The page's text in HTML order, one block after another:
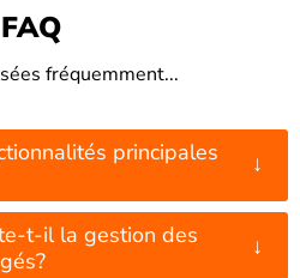
FAQ
fréquemment...
principales
↓
t-il la gestion des
↓